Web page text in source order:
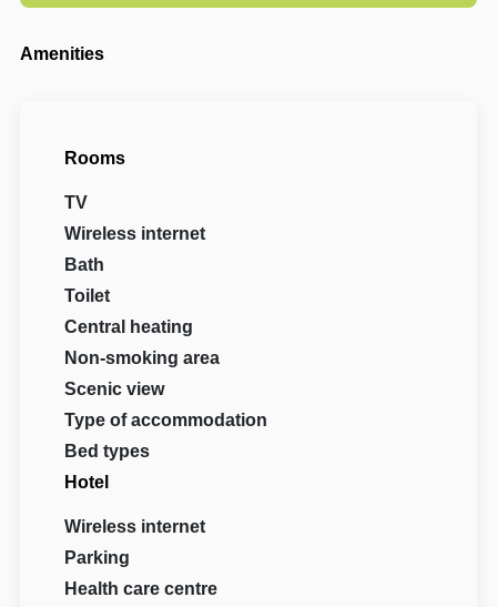
Amenities
Rooms
TV
Wireless internet
Bath
Toilet
Central heating
Non-smoking area
Scenic view
Type of accommodation
Bed types
Hotel
Wireless internet
Parking
Health care centre